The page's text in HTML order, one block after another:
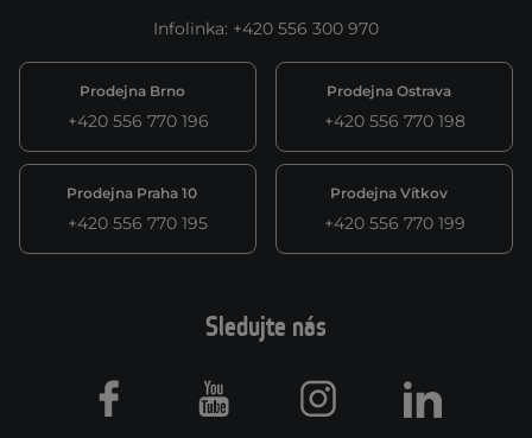
Infolinka: +420 556 300 970
Prodejna Brno
+420 556 770 196
Prodejna Ostrava
+420 556 770 198
Prodejna Praha 10
+420 556 770 195
Prodejna Vítkov
+420 556 770 199
Sledujte nás
Facebook Youtube Instagram LinkedIn